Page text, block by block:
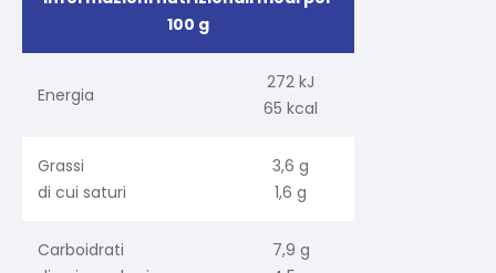
100 g
Energia
272 kJ
65 kcal
Grassi
di cui saturi
3,6 g
1,6 g
Carboidrati
7,9 g